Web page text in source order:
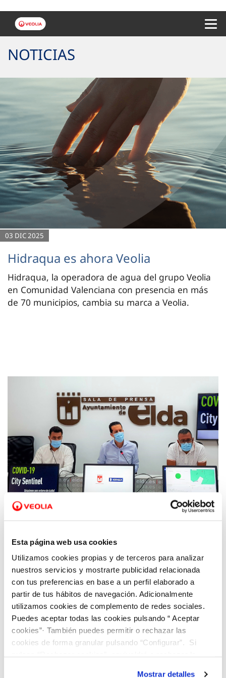
Esta página web usa cookies
Utilizamos cookies propias y de terceros para analizar
nuestros servicios y mostrarte publicidad relacionada
con tus preferencias en base a un perfil elaborado a
partir de tus hábitos de navegación. Adicionalmente
utilizamos cookies de complemento de redes sociales.
Puedes aceptar todas las cookies pulsando “ Aceptar
cookies”· También puedes permitir o rechazar las
cookies de forma granular pulsando “Configurar”. Si
Mostrar detalles
NOTICIAS
03 DIC 2025
Hidraqua es ahora Veolia
Hidraqua, la operadora de agua del grupo Veolia
en Comunidad Valenciana con presencia en más
de 70 municipios, cambia su marca a Veolia.
23 JUL 2020
que permite detectar la presencia de Covid-
19 en las aguas residuales de la ciudad